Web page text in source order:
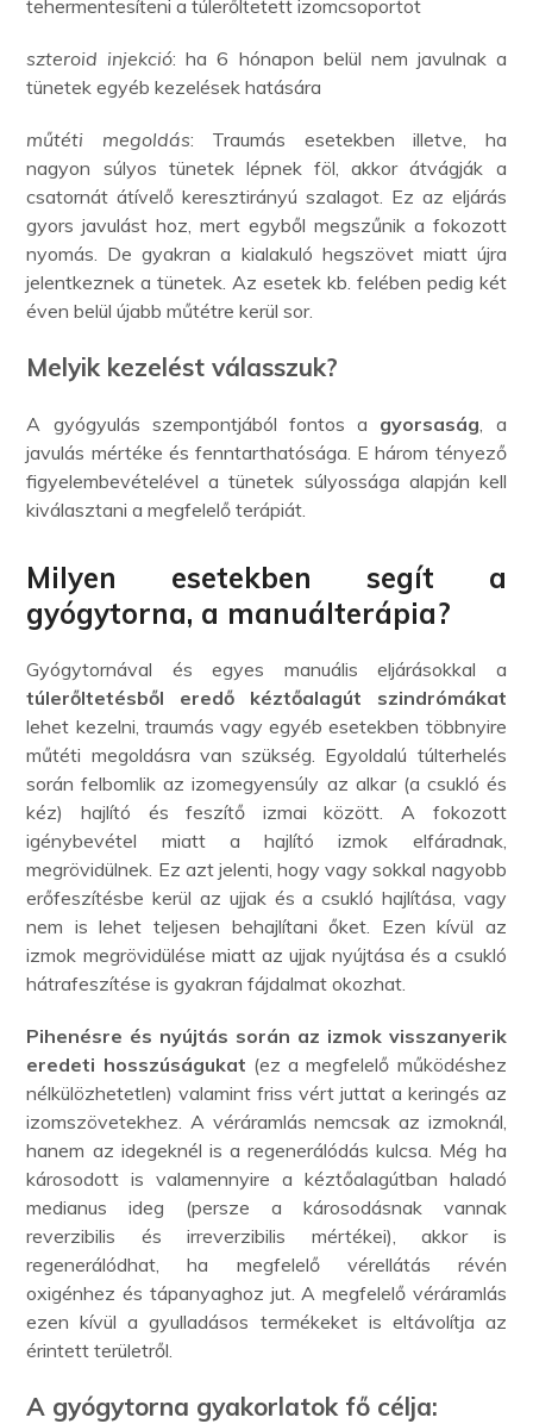
tehermentesíteni a túlerőltetett izomcsoportot
szteroid injekció: ha 6 hónapon belül nem javulnak a
tünetek egyéb kezelések hatására
műtéti megoldás: Traumás esetekben illetve, ha
nagyon súlyos tünetek lépnek föl, akkor átvágják a
csatornát átívelő keresztirányú szalagot. Ez az eljárás
gyors javulást hoz, mert egyből megszűnik a fokozott
nyomás. De gyakran a kialakuló hegszövet miatt újra
jelentkeznek a tünetek. Az esetek kb. felében pedig két
éven belül újabb műtétre kerül sor.
Melyik kezelést válasszuk?
A gyógyulás szempontjából fontos a gyorsaság, a
javulás mértéke és fenntarthatósága. E három tényező
figyelembevételével a tünetek súlyossága alapján kell
kiválasztani a megfelelő terápiát.
Milyen esetekben segít a
gyógytorna, a manuálterápia?
Gyógytornával és egyes manuális eljárásokkal a
túlerőltetésből eredő kéztőalagút szindrómákat
lehet kezelni, traumás vagy egyéb esetekben többnyire
műtéti megoldásra van szükség. Egyoldalú túlterhelés
során felbomlik az izomegyensúly az alkar (a csukló és
kéz) hajlító és feszítő izmai között. A fokozott
igénybevétel miatt a hajlító izmok elfáradnak,
megrövidülnek. Ez azt jelenti, hogy vagy sokkal nagyobb
erőfeszítésbe kerül az ujjak és a csukló hajlítása, vagy
nem is lehet teljesen behajlítani őket. Ezen kívül az
izmok megrövidülése miatt az ujjak nyújtása és a csukló
hátrafeszítése is gyakran fájdalmat okozhat.
Pihenésre és nyújtás során az izmok visszanyerik
eredeti hosszúságukat (ez a megfelelő működéshez
nélkülözhetetlen) valamint friss vért juttat a keringés az
izomszövetekhez. A véráramlás nemcsak az izmoknál,
hanem az idegeknél is a regenerálódás kulcsa. Még ha
károsodott is valamennyire a kéztőalagútban haladó
medianus ideg (persze a károsodásnak vannak
reverzibilis és irreverzibilis mértékei), akkor is
regenerálódhat, ha megfelelő vérellátás révén
oxigénhez és tápanyaghoz jut. A megfelelő véráramlás
ezen kívül a gyulladásos termékeket is eltávolítja az
érintett területről.
A gyógytorna gyakorlatok fő célja: